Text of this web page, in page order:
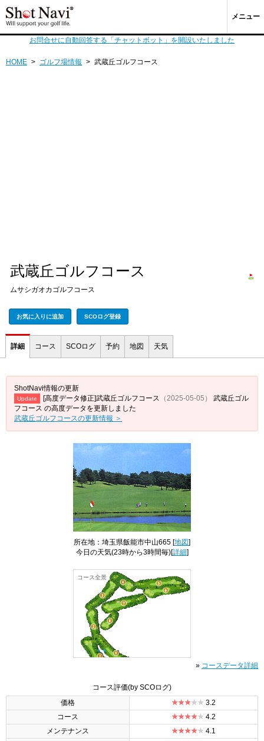
メニュー
お問合せに自動回答する「チャットボット」を開設いたしました
HOME > ゴルフ場情報 > 武蔵丘ゴルフコース
武蔵丘ゴルフコース
ムサシガオカゴルフコース
お気に入りに追加 SCOログ登録
詳細 コース SCOログ 予約 地図 天気
ShotNavi情報の更新
Update [高度データ修正]武蔵丘ゴルフコース （2025-05-05）
武蔵丘ゴル
フコース の高度データを更新しました
武蔵丘ゴルフコースの更新情報 ＞
所在地：埼玉県飯能市中山665 [地図]
今日の天気(23時から3時間毎)[詳細]
コース全景
» コースデータ詳細
コース評価(by SCOログ)
価格
3.2
コース
4.2
メンテナンス
4.1